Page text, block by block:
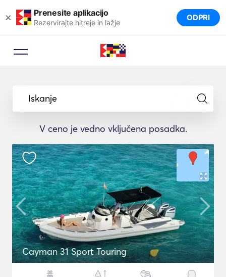
× Prenesite aplikacijo
Rezervirajte hitreje in lažje ODPRI
Iskanje
V ceno je vedno vključena posadka.
Cayman 31 Sport Touring